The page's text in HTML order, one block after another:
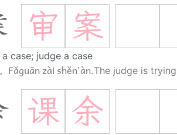
审 案
case; judge a case
Fǎguān zài shěn'àn.The judge is
课 余